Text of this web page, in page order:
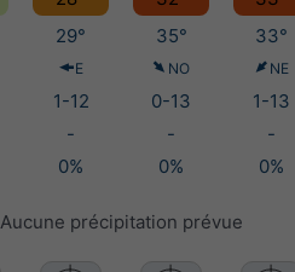
29° 35° 33°
E NO NE
1-12 0-13 1-13
- - -
0% 0% 0%
Aucune précipitation prévue